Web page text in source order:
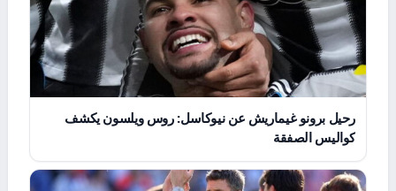
رحيل برونو غيماريش عن نيوكاسل: روس ويلسون يكشف
كواليس الصفقة